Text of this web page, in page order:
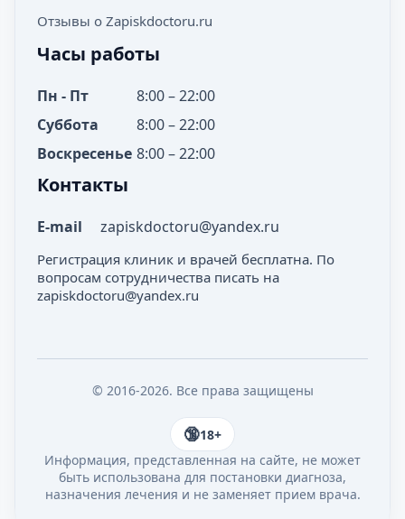
Отзывы о Zapiskdoctoru.ru
Часы работы
Пн - Пт
8:00 – 22:00
Суббота
8:00 – 22:00
Воскресенье 8:00 – 22:00
Контакты
E-mail zapiskdoctoru@yandex.ru
Регистрация клиник и врачей бесплатна. По
вопросам сотрудничества писать на
zapiskdoctoru@yandex.ru
© 2016-2026. Все права защищены
18+
Информация, представленная на сайте, не может
быть использована для постановки диагноза,
назначения лечения и не заменяет прием врача.